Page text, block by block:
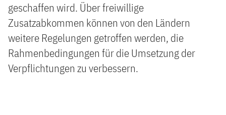
geschaffen wird. Über freiwillige
Zusatzabkommen können von den Ländern
weitere Regelungen getroffen werden, die
Rahmenbedingungen für die Umsetzung der
Verpflichtungen zu verbessern.